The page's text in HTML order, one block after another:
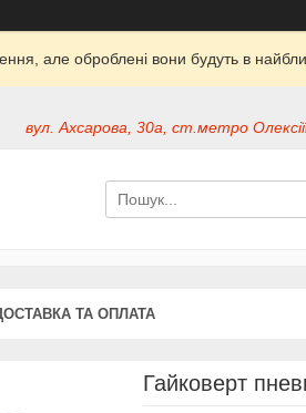
але оброблені вони будуть в
вул. Ахсарова, 30а, ст.метро
ТА ОПЛАТА
Гайковерт